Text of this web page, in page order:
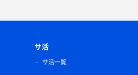
サ活
サ活一覧